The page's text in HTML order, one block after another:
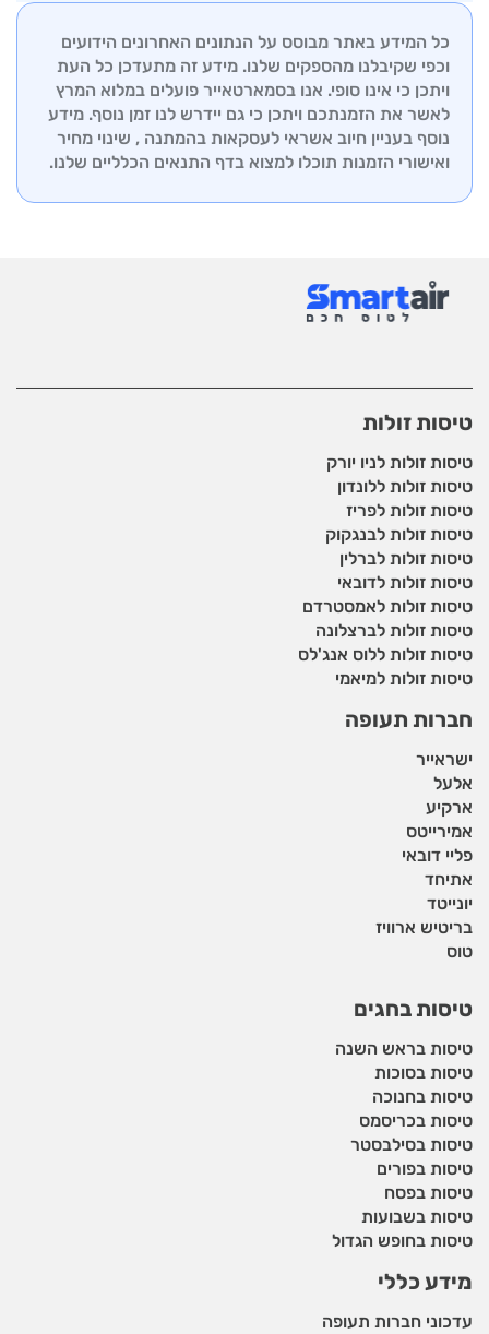
ההזמנה.
לצוץ, החל מבדיקת סטטוס טיסה ועד לשינויים ברגע
האחרון. אנו שואפים להבטיח לכם חווית טיסה חלקה
ורגועה, לכל יעד שתבחרו.
כל המידע באתר מבוסס על הנתונים האחרונים הידועים
וכפי שקיבלנו מהספקים שלנו. מידע זה מתעדכן כל העת
ויתכן כי אינו סופי. אנו בסמארטאייר פועלים במלוא המרץ
לאשר את הזמנתכם ויתכן כי גם יידרש לנו זמן נוסף. מידע
נוסף בעניין חיוב אשראי לעסקאות בהמתנה , שינוי מחיר
ואישורי הזמנות תוכלו למצוא בדף התנאים הכלליים שלנו.
טיסות זולות
טיסות זולות לניו יורק
טיסות זולות ללונדון
טיסות זולות לפריז
טיסות זולות לבנגקוק
טיסות זולות לברלין
טיסות זולות לדובאי
טיסות זולות לאמסטרדם
טיסות זולות לברצלונה
טיסות זולות ללוס אנג'לס
טיסות זולות למיאמי
חברות תעופה
ישראייר
אלעל
ארקיע
אמירייטס
פליי דובאי
אתיחד
יונייטד
בריטיש ארוויז
טוס
טיסות בחגים
טיסות בראש השנה
טיסות בסוכות
טיסות בחנוכה
טיסות בכריסמס
טיסות בסילבסטר
טיסות בפורים
טיסות בפסח
טיסות בשבועות
טיסות בחופש הגדול
מידע כללי
עדכוני חברות תעופה